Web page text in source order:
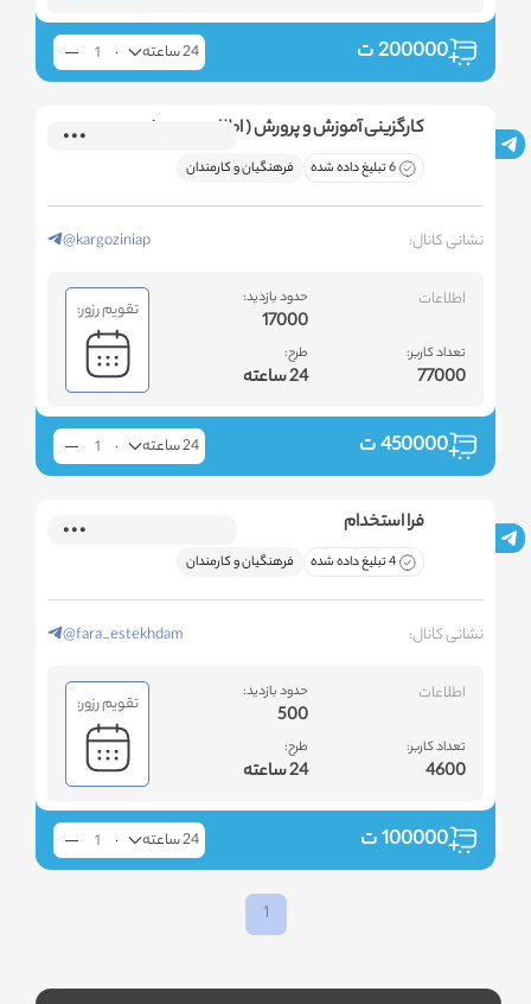
200000ت 24 ساعته
کارگزینی آموزش و پرورش ( اطلاعیه محور)
6 تبلیغ داده شده فرهنگیان و کارمندان
نشانی کانال: @kargoziniap
اطلاعات
تعداد کاربر:
77000
حدود بازدید:
17000
طرح:
24 ساعته
تقویم رزور:
450000ت 24 ساعته
فرا استخدام
4 تبلیغ داده شده فرهنگیان و کارمندان
نشانی کانال: @fara_estekhdam
اطلاعات
تعداد کاربر:
4600
حدود بازدید:
500
طرح:
24 ساعته
تقویم رزور:
100000ت 24 ساعته
1